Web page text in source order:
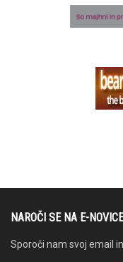
NAROČI SE NA E-NOVICE
Sporoči nam svoj email